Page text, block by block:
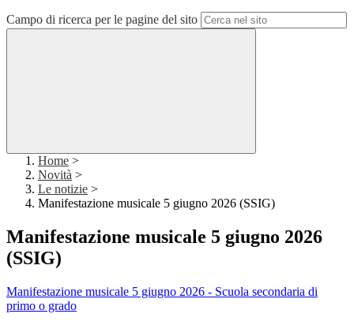
Campo di ricerca per le pagine del sito
Home >
Novità >
Le notizie >
Manifestazione musicale 5 giugno 2026 (SSIG)
Manifestazione musicale 5 giugno 2026
(SSIG)
Manifestazione musicale 5 giugno 2026 - Scuola secondaria di
primo o grado